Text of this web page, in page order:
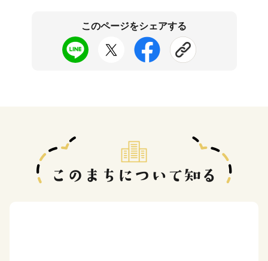
このページをシェアする